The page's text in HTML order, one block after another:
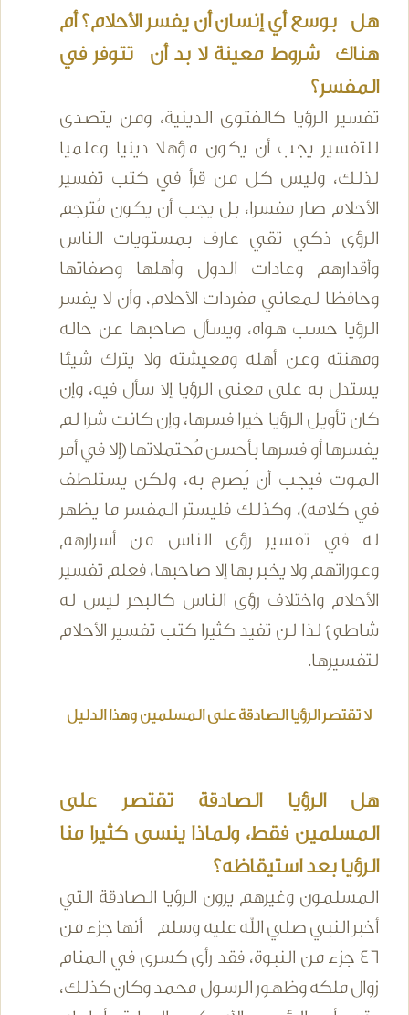
هل بوسع أي إنسان أن يفسر الأحلام؟ أم
هناك شروط معينة لا بد أن تتوفر في
المفسر؟
تفسير الرؤيا كالفتوى الدينية، ومن يتصدى
للتفسير يجب أن يكون مؤهلا دينيا وعلميا
لذلك، وليس كل من قرأ في كتب تفسير
الأحلام صار مفسرا، بل يجب أن يكون مُترجم
الرؤى ذكي تقي عارف بمستويات الناس
وأقدارهم وعادات الدول وأهلها وصفاتها
وحافظا لمعاني مفردات الأحلام، وأن لا يفسر
الرؤيا حسب هواه، ويسأل صاحبها عن حاله
ومهنته وعن أهله ومعيشته ولا يترك شيئا
يستدل به على معنى الرؤيا إلا سأل فيه، وإن
كان تأويل الرؤيا خيرا فسرها، وإن كانت شرا لم
يفسرها أو فسرها بأحسن مُحتملاتها (إلا في أمر
الموت فيجب أن يُصرح به، ولكن يستلطف
في كلامه)، وكذلك فليستر المفسر ما يظهر
له في تفسير رؤى الناس من أسرارهم
وعوراتهم ولا يخبر بها إلا صاحبها، فعلم تفسير
الأحلام واختلاف رؤى الناس كالبحر ليس له
شاطئ لذا لن تفيد كثيرا كتب تفسير الأحلام
لتفسيرها.
لا تقتصر الرؤيا الصادقة على المسلمين وهذا الدليل
هل الرؤيا الصادقة تقتصر على
المسلمين فقط، ولماذا ينسى كثيرا منا
الرؤيا بعد استيقاظه؟
المسلمون وغيرهم يرون الرؤيا الصادقة التي
أخبر النبي صلي الله عليه وسلم أنها جزء من
46 جزء من النبوة، فقد رأى كسرى في المنام
زوال ملكه وظهور الرسول محمد وكان كذلك،